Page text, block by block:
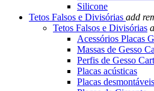
Silicone
Tetos Falsos e Divisórias add
Tetos Falsos e Divisórias
Acessórios Placas
Massas de Gesso
Perfis de Gesso
Placas acústicas
Placas desmontáveis